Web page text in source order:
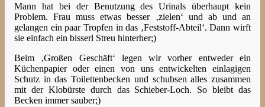
Mann hat bei der Benutzung des Urinals überhaupt kein
Problem. Frau muss etwas besser ‚zielen‘ und ab und an
gelangen ein paar Tropfen in das ‚Feststoff-Abteil‘. Dann wirft
sie einfach ein bisserl Streu hinterher;)
Beim ‚Großen Geschäft‘ legen wir vorher entweder ein
Küchenpapier oder einen von uns entwickelten einlagigen
Schutz in das Toilettenbecken und schubsen alles zusammen
mit der Klobürste durch das Schieber-Loch. So bleibt das
Becken immer sauber;)